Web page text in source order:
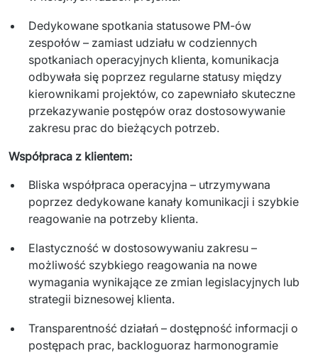
Dedykowane spotkania statusowe PM-ów
zespołów – zamiast udziału w codziennych
spotkaniach operacyjnych klienta, komunikacja
odbywała się poprzez regularne statusy między
kierownikami projektów, co zapewniało skuteczne
przekazywanie postępów oraz dostosowywanie
zakresu prac do bieżących potrzeb.
Współpraca z klientem:
Bliska współpraca operacyjna – utrzymywana
poprzez dedykowane kanały komunikacji i szybkie
reagowanie na potrzeby klienta.
Elastyczność w dostosowywaniu zakresu –
możliwość szybkiego reagowania na nowe
wymagania wynikające ze zmian legislacyjnych lub
strategii biznesowej klienta.
Transparentność działań – dostępność informacji o
postępach prac, backloguoraz harmonogramie